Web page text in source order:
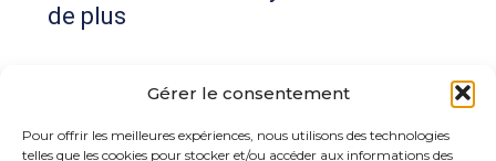
Gérer le consentement
Pour offrir les meilleures expériences, nous utilisons des technologies
telles que les cookies pour stocker et/ou accéder aux informations des
de plus
Commentaires récents
Aucun commentaire à afficher.